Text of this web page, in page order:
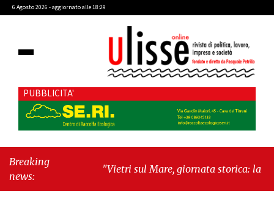
6 Agosto 2026 - aggiornato alle 18:29
PUBBLICITA'
Breaking
news:
"Vietri sul Mare, giornata storica: la